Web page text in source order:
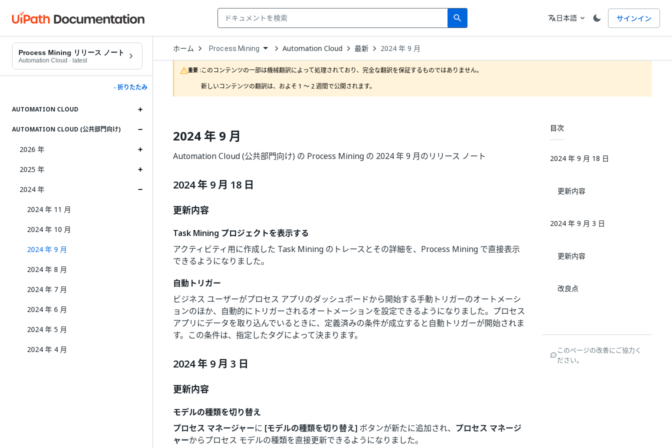
search
Search 言語
translate日本語 expand_more サインイン
Process Mining リリース ノート
Automation Cloud · latest
- 折りたたみ
AUTOMATION CLOUD
AUTOMATION CLOUD (公共部門向け)
2026 年
2025 年
2024 年
2024 年 11 月
2024 年 10 月
2024 年 9 月
2024 年 8 月
2024 年 7 月
2024 年 6 月
2024 年 5 月
2024 年 4 月
ホーム Open
Dropdown
to
choose
product
Process Mining Automation Cloud 最新 2024 年 9 月
重要 :このコンテンツの一部は機械翻訳によって処理されており、完全な翻訳を保証するものではありません。
新しいコンテンツの翻訳は、およそ 1 ～ 2 週間で公開されます。
2024 年 9 月
Automation Cloud (公共部門向け) の Process Mining の 2024 年 9 月のリリース ノート
2024 年 9 月 18 日
更新内容
Task Mining プロジェクトを表示する
アクティビティ用に作成した Task Mining のトレースとその詳細を、Process Mining で直接表示
できるようになりました。
自動トリガー
ビジネス ユーザーがプロセス アプリのダッシュボードから開始する手動トリガーのオートメーシ
ョンのほか、自動的にトリガーされるオートメーションを設定できるようになりました。プロセス
アプリにデータを取り込んでいるときに、定義済みの条件が成立すると自動トリガーが開始されま
す。この条件は、指定したタグによって決まります。
2024 年 9 月 3 日
更新内容
モデルの種類を切り替え
プロセス マネージャーに [モデルの種類を切り替え] ボタンが新たに追加され、 プロセス マネージ
ャーからプロセス モデルの種類を直接更新できるようになりました。
目次
2024 年 9 月 18 日
更新内容
2024 年 9 月 3 日
更新内容
改良点
このページの改善にご協力く
ださい。